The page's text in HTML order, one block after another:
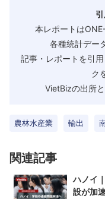
本レポートは
各種統計デー
記事・レポートを引
ク
VietBizの出所
農林水産業 輸出
関連記事
ハノイ
設が加